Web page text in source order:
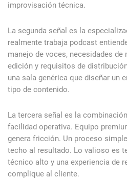
improvisación técnica.
La segunda señal es la
realmente trabaja podcast
manejo de voces, necesidades
edición y requisitos de
una sala genérica que diseñar un
tipo de contenido.
La tercera señal es la
facilidad operativa. Equipo
genera fricción. Un proceso
techo al resultado. Lo valioso es
técnico alto y una experiencia de
complique al cliente.